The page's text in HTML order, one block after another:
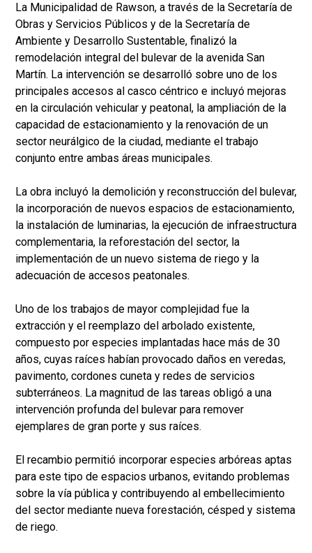
La Municipalidad de Rawson, a través de la Secretaría de
Obras y Servicios Públicos y de la Secretaría de
Ambiente y Desarrollo Sustentable, finalizó la
remodelación integral del bulevar de la avenida San
Martín. La intervención se desarrolló sobre uno de los
principales accesos al casco céntrico e incluyó mejoras
en la circulación vehicular y peatonal, la ampliación de la
capacidad de estacionamiento y la renovación de un
sector neurálgico de la ciudad, mediante el trabajo
conjunto entre ambas áreas municipales.
La obra incluyó la demolición y reconstrucción del bulevar,
la incorporación de nuevos espacios de estacionamiento,
la instalación de luminarias, la ejecución de infraestructura
complementaria, la reforestación del sector, la
implementación de un nuevo sistema de riego y la
adecuación de accesos peatonales.
Uno de los trabajos de mayor complejidad fue la
extracción y el reemplazo del arbolado existente,
compuesto por especies implantadas hace más de 30
años, cuyas raíces habían provocado daños en veredas,
pavimento, cordones cuneta y redes de servicios
subterráneos. La magnitud de las tareas obligó a una
intervención profunda del bulevar para remover
ejemplares de gran porte y sus raíces.
El recambio permitió incorporar especies arbóreas aptas
para este tipo de espacios urbanos, evitando problemas
sobre la vía pública y contribuyendo al embellecimiento
del sector mediante nueva forestación, césped y sistema
de riego.